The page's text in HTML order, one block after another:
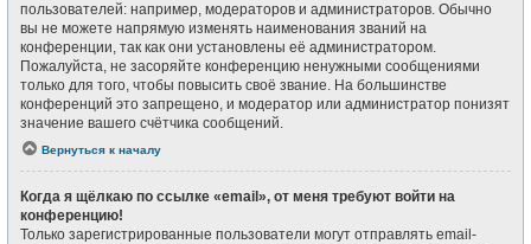
пользователей: например, модераторов и администраторов. Обычно
вы не можете напрямую изменять наименования званий на
конференции, так как они установлены её администратором.
Пожалуйста, не засоряйте конференцию ненужными сообщениями
только для того, чтобы повысить своё звание. На большинстве
конференций это запрещено, и модератор или администратор понизят
значение вашего счётчика сообщений.
Вернуться к началу
Когда я щёлкаю по ссылке «email», от меня требуют войти на
конференцию!
Только зарегистрированные пользователи могут отправлять email-